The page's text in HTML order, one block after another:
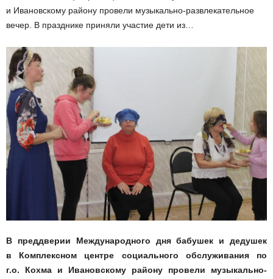
и Ивановскому району провели музыкально-развлекательное
вечер. В празднике приняли участие дети из…
В преддверии Международного дня бабушек и дедушек
в Комплексном центре социального обслуживания по
г.о. Кохма и Ивановскому району провели музыкально-